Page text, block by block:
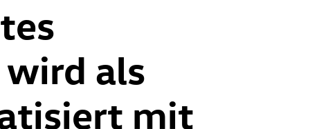
als
mit